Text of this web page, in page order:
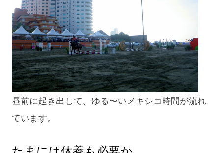
昼前に起き出して、ゆる〜いメキシコ時間が流れ
ています。